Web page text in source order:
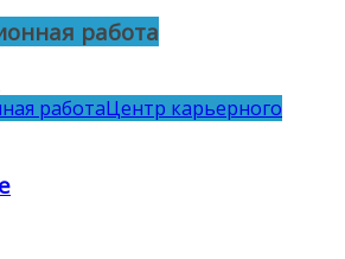
работа
работаЦентр карьерного